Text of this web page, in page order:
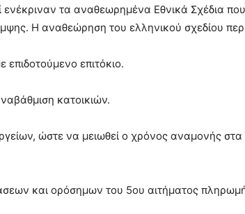
ενέκριναν τα αναθεωρημένα Εθνικά Σχέδια
Η αναθεώρηση του ελληνικού σχεδίου
επιδοτούμενο επιτόκιο.
κατοικιών.
ώστε να μειωθεί ο χρόνος αναμονής στα
και ορόσημων του 5ου αιτήματος